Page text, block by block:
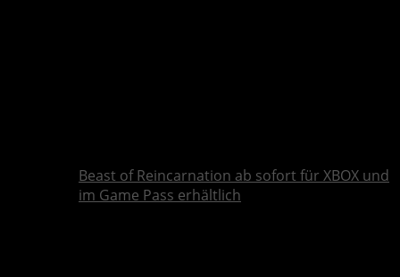
Beast of Reincarnation ab sofort für XBOX und
im Game Pass erhältlich